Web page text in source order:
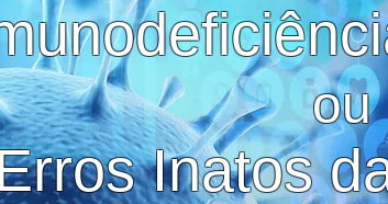
ou
Inatos